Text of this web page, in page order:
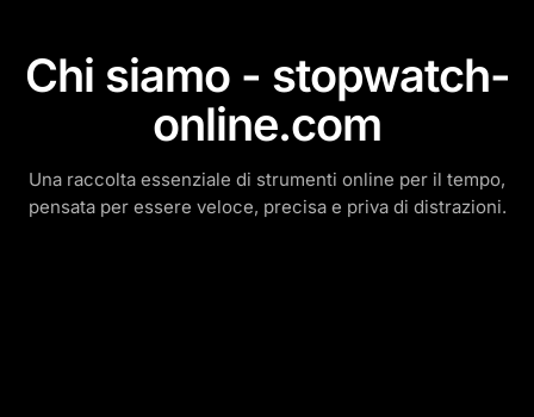
Chi siamo - stopwatch-
online.com
Una raccolta essenziale di strumenti online per il tempo,
pensata per essere veloce, precisa e priva di distrazioni.